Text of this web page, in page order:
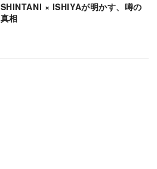
SHINTANI × ISHIYAが明かす、噂の
真相